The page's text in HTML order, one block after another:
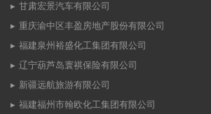
甘肃宏景汽车有限公司
重庆渝中区丰盈房地产股份有限公司
福建泉州裕盛化工集团有限公司
辽宁葫芦岛寰祺保险有限公司
新疆远航旅游有限公司
福建福州市翰欧化工集团有限公司